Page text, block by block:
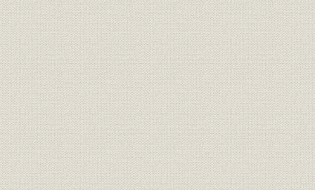
(1) 昭和26年度から昭和45年度まで
(2) 昭和46年度から昭和55年度まで
2. 北陸地方の産業動向と電力需要
(1) 北陸地方の産業動向
(2) 販売電力量の推移
(3) 需要構成の変化
(4) 夏季ピークの先鋭化